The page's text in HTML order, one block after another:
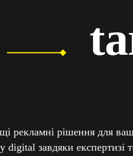
рекламні рішення для
digital завдяки експертизі